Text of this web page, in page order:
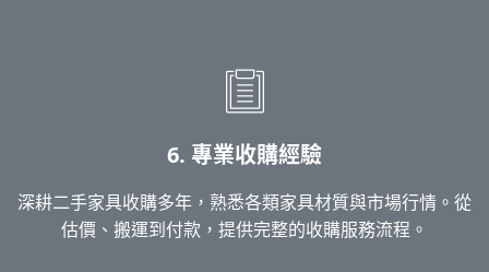
6. 專業收購經驗
深耕二手家具收購多年，熟悉各類家具材質與市場行情。從
估價、搬運到付款，提供完整的收購服務流程。